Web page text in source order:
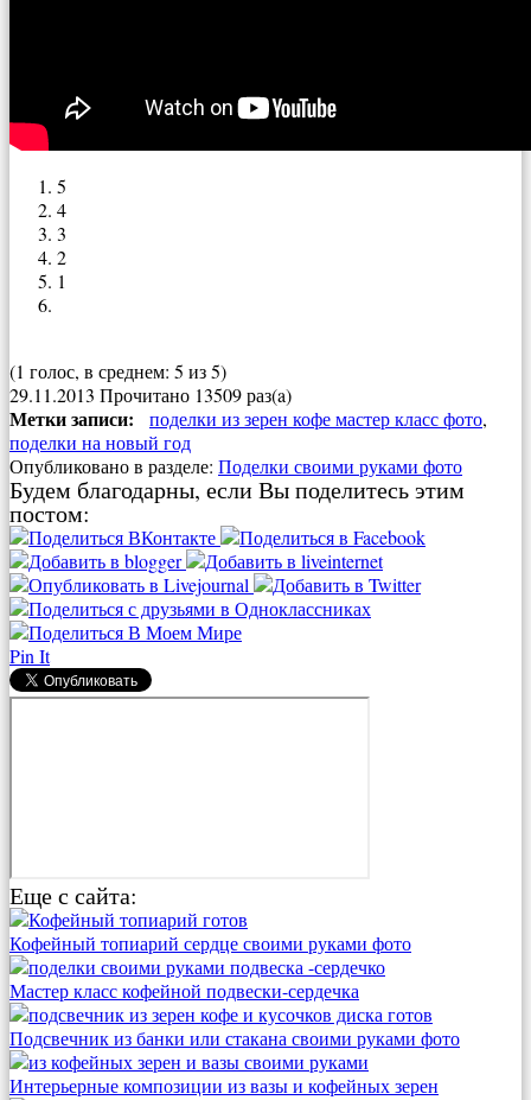
5
4
3
2
1
(1 голос, в среднем: 5 из 5)
29.11.2013 Прочитано 13509 раз(a)
Метки записи: поделки из зерен кофе мастер класс фото,
поделки на новый год
Опубликовано в разделе: Поделки своими руками фото
Будем благодарны, если Вы поделитесь этим
постом:
Pin It
Еще с сайта:
Кофейный топиарий сердце своими руками фото
Мастер класс кофейной подвески-сердечка
Подсвечник из банки или стакана своими руками фото
Интерьерные композиции из вазы и кофейных зерен